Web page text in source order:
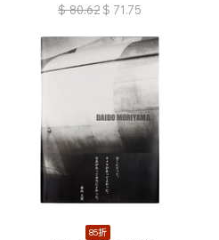
$ 80.62 $ 71.75
85折